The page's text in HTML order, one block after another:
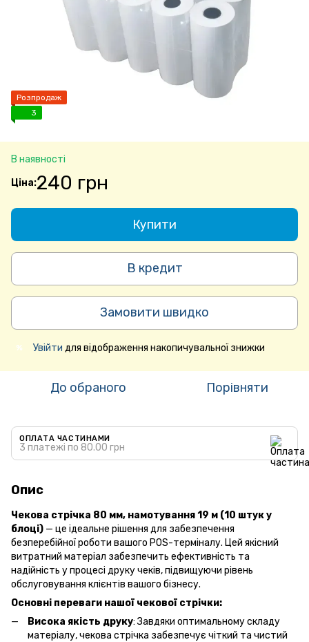
Розпродаж
3
В наявності
240 грн
Купити
В кредит
Замовити швидко
% Увійти для відображення накопичувальної знижки
До обраного Порівняти
ОПЛАТА ЧАСТИНАМИ
3 платежі по 80.00 грн
Опис
Чекова стрічка 80 мм, намотування 19 м (10 штук у
блоці) — це ідеальне рішення для забезпечення
безперебійної роботи вашого POS-терміналу. Цей якісний
витратний матеріал забезпечить ефективність та
надійність у процесі друку чеків, підвищуючи рівень
обслуговування клієнтів вашого бізнесу.
Основні переваги нашої чекової стрічки:
Висока якість друку: Завдяки оптимальному складу
матеріалу, чекова стрічка забезпечує чіткий та чистий